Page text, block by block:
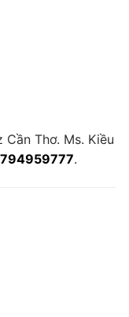
Thơ. Ms. Kiều
.